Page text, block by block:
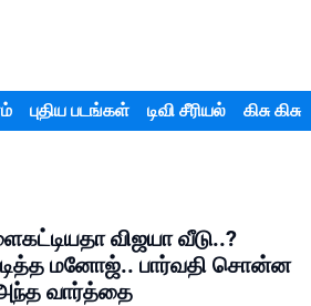
புதிய படங்கள் டிவி சீரியல் கிசு கிசு
விஜயா வீடு..?
மனோஜ்.. பார்வதி சொன்ன
வார்த்தை